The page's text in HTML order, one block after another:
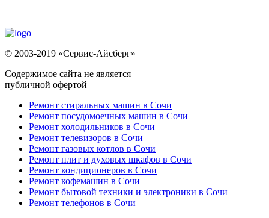
© 2003-2019 «Сервис-Айсберг»
Содержимое сайта не является
публичной офертой
Ремонт стиральных машин в Сочи
Ремонт посудомоечных машин в Сочи
Ремонт холодильников в Сочи
Ремонт телевизоров в Сочи
Ремонт газовых котлов в Сочи
Ремонт плит и духовых шкафов в Сочи
Ремонт кондиционеров в Сочи
Ремонт кофемашин в Сочи
Ремонт бытовой техники и электроники в Сочи
Ремонт телефонов в Сочи